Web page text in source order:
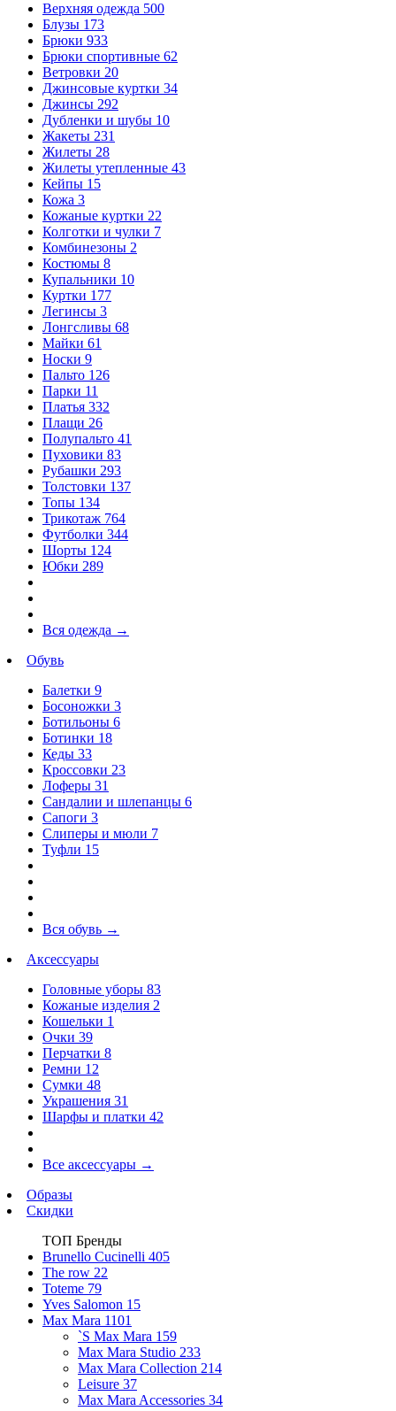
Верхняя одежда 500
Блузы 173
Брюки 933
Брюки спортивные 62
Ветровки 20
Джинсовые куртки 34
Джинсы 292
Дубленки и шубы 10
Жакеты 231
Жилеты 28
Жилеты утепленные 43
Кейпы 15
Кожа 3
Кожаные куртки 22
Колготки и чулки 7
Комбинезоны 2
Костюмы 8
Купальники 10
Куртки 177
Легинсы 3
Лонгсливы 68
Майки 61
Носки 9
Пальто 126
Парки 11
Платья 332
Плащи 26
Полупальто 41
Пуховики 83
Рубашки 293
Толстовки 137
Топы 134
Трикотаж 764
Футболки 344
Шорты 124
Юбки 289
Вся одежда →
Обувь
Балетки 9
Босоножки 3
Ботильоны 6
Ботинки 18
Кеды 33
Кроссовки 23
Лоферы 31
Сандалии и шлепанцы 6
Сапоги 3
Слиперы и мюли 7
Туфли 15
Вся обувь →
Аксессуары
Головные уборы 83
Кожаные изделия 2
Кошельки 1
Очки 39
Перчатки 8
Ремни 12
Сумки 48
Украшения 31
Шарфы и платки 42
Все аксессуары →
Образы
Скидки
ТОП Бренды
Brunello Cucinelli 405
The row 22
Toteme 79
Yves Salomon 15
Max Mara 1101
`S Max Mara 159
Max Mara Studio 233
Max Mara Collection 214
Leisure 37
Max Mara Accessories 34